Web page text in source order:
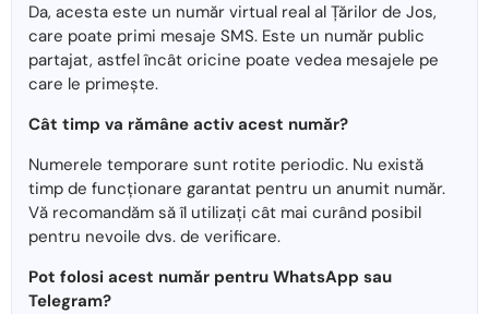
Da, acesta este un număr virtual real al Țărilor de Jos,
care poate primi mesaje SMS. Este un număr public
partajat, astfel încât oricine poate vedea mesajele pe
care le primește.
Cât timp va rămâne activ acest număr?
Numerele temporare sunt rotite periodic. Nu există
timp de funcționare garantat pentru un anumit număr.
Vă recomandăm să îl utilizați cât mai curând posibil
pentru nevoile dvs. de verificare.
Pot folosi acest număr pentru WhatsApp sau
Telegram?